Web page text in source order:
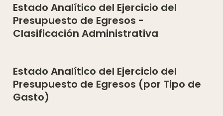
Estado Analítico del Ejercicio del
Presupuesto de Egresos -
Clasificación Administrativa
Estado Analítico del Ejercicio del
Presupuesto de Egresos (por Tipo de
Gasto)